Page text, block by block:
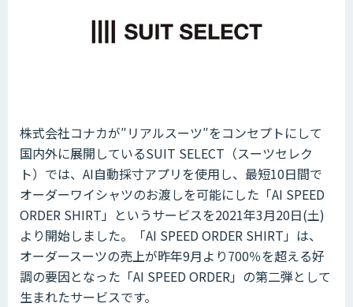
株式会社コナカが″リアルスーツ″をコンセプトにして
国内外に展開しているSUIT SELECT（スーツセレク
ト）では、AI自動採寸アプリを使用し、最短10日間で
オーダーワイシャツのお渡しを可能にした「AI SPEED
ORDER SHIRT」というサービスを2021年3月20日(土)
より開始しました。「AI SPEED ORDER SHIRT」は、
オーダースーツの売上が昨年9月より700％を超える好
調の要因となった「AI SPEED ORDER」の第二弾として
生まれたサービスです。